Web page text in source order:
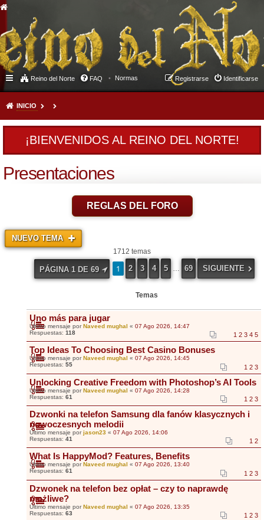
Reino del Norte FAQ Normas Identificarse
Registrarse
INICIO
¡BIENVENIDOS AL REINO DEL NORTE!
Presentaciones
REGLAS DEL FORO
NUEVO TEMA
1712 temas
PÁGINA 1 DE 69 1 2 3 4 5 … 69 SIGUIENTE
Temas
Uno más para jugar
Último mensaje porNaveed mughal « 07 Ago 2026, 14:47
Respuestas: 118 1 2 3 4 5
Top Ideas To Choosing Best Casino Bonuses
Último mensaje por Naveed mughal « 07 Ago 2026, 14:45
Respuestas: 55 1 2 3
Unlocking Creative Freedom with Photoshop’s AI Tools
Último mensaje porNaveed mughal « 07 Ago 2026, 14:28
Respuestas: 61 1 2 3
Dzwonki na telefon Samsung dla fanów klasycznych i
nowoczesnych melodii
Último mensaje porjason23 « 07 Ago 2026, 14:06
Respuestas: 41 1 2
What Is HappyMod? Features, Benefits
Último mensaje por Naveed mughal « 07 Ago 2026, 13:40
Respuestas: 61 1 2 3
Dzwonek na telefon bez opłat – czy to naprawdę
możliwe?
Último mensaje porNaveed mughal « 07 Ago 2026, 13:35
Respuestas: 63 1 2 3